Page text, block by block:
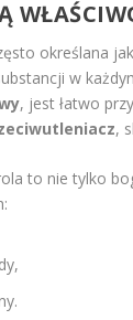
określana
w
, jest łatwo
,
to nie tylko